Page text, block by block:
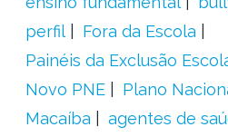
perfil
Fora da Escola
Painéis da Exclusão
Novo PNE
Plano
Macaíba
agentes de